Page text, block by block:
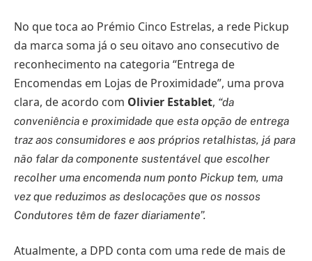
No que toca ao Prémio Cinco Estrelas, a rede Pickup
da marca soma já o seu oitavo ano consecutivo de
reconhecimento na categoria “Entrega de
Encomendas em Lojas de Proximidade”, uma prova
clara, de acordo com Olivier Establet, “da
conveniência e proximidade que esta opção de entrega
traz aos consumidores e aos próprios retalhistas, já para
não falar da componente sustentável que escolher
recolher uma encomenda num ponto Pickup tem, uma
vez que reduzimos as deslocações que os nossos
Condutores têm de fazer diariamente”.
Atualmente, a DPD conta com uma rede de mais de